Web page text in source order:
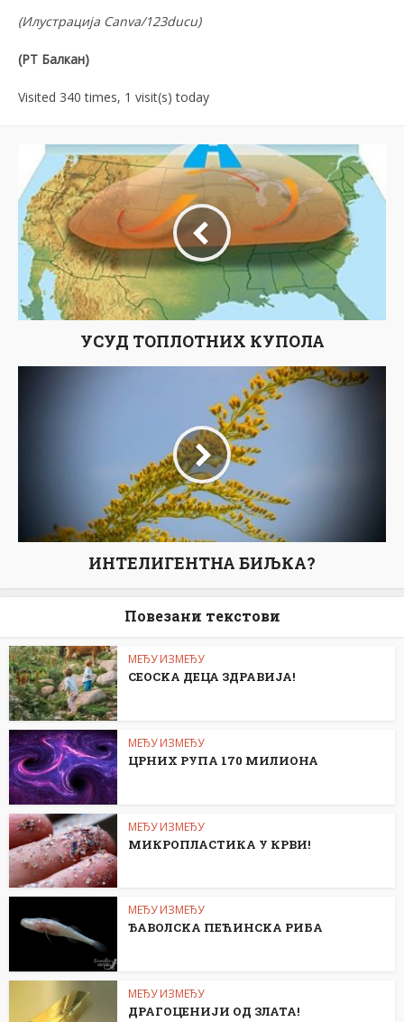
(Илустрација Canva/123ducu)
(РТ Балкан)
Visited 340 times, 1 visit(s) today
УСУД ТОПЛОТНИХ КУПОЛА
ИНТЕЛИГЕНТНА БИЉКА?
Повезани текстови
МЕЂУ ИЗМЕЂУ
СЕОСKА ДЕЦА ЗДРАВИЈА!
МЕЂУ ИЗМЕЂУ
ЦРНИХ РУПА 170 МИЛИОНА
МЕЂУ ИЗМЕЂУ
МИКРОПЛАСТИКА У КРВИ!
МЕЂУ ИЗМЕЂУ
ЂАВОЛСKА ПЕЋИНСKА РИБА
МЕЂУ ИЗМЕЂУ
ДРАГОЦЕНИЈИ ОД ЗЛАТА!